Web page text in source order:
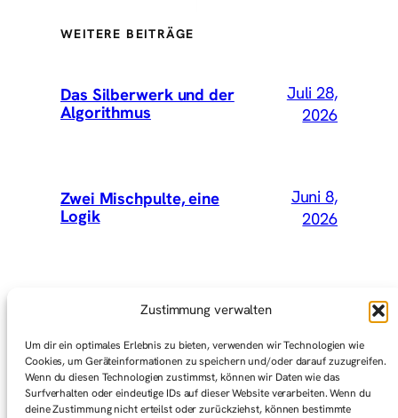
Zustimmung verwalten
Um dir ein optimales Erlebnis zu bieten, verwenden wir Technologien wie
Cookies, um Geräteinformationen zu speichern und/oder darauf zuzugreifen.
Wenn du diesen Technologien zustimmst, können wir Daten wie das
Surfverhalten oder eindeutige IDs auf dieser Website verarbeiten. Wenn du
deine Zustimmung nicht erteilst oder zurückziehst, können bestimmte
WEITERE BEITRÄGE
Das Silberwerk und der
Algorithmus
Juli 28,
2026
Zwei Mischpulte, eine
Logik
Juni 8,
2026
Wir hätten Vey mitnehmen
Graswurzelbewegungen
Mai 1,